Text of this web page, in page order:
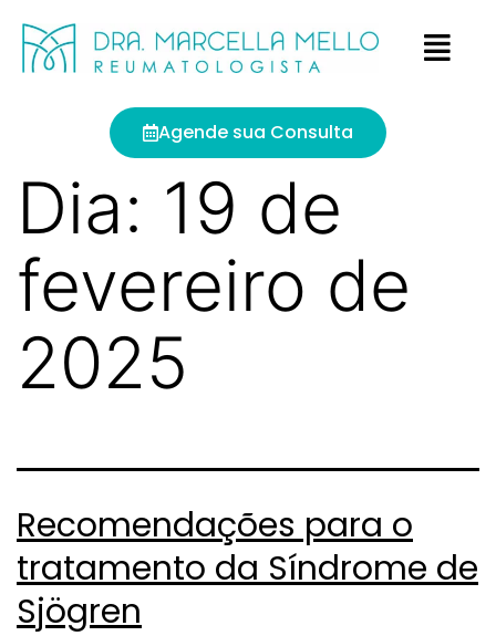
Agende sua Consulta
Dia: 19 de
fevereiro de
2025
Recomendações para o
tratamento da Síndrome de
Sjögren